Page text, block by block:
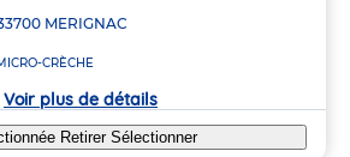
MERIGNAC
CRÈCHE
Voir plus de détails
Retirer Sélectionner